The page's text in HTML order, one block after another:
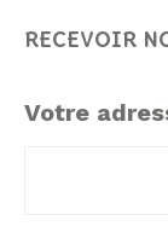
RECEVOIR
Votre